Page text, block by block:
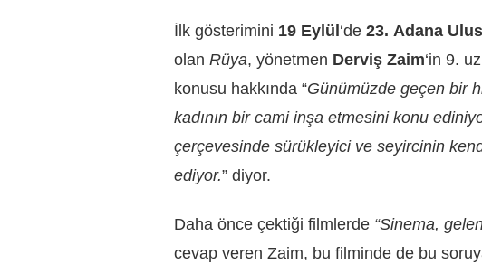
İlk gösterimini 19 Eylül‘de 23. Adana
olan Rüya, yönetmen Derviş Zaim‘in 9.
konusu hakkında “Günümüzde geçen bir
kadının bir cami inşa etmesini konu
çerçevesinde sürükleyici ve seyircinin
ediyor.” diyor.
Daha önce çektiği filmlerde “Sinema,
cevap veren Zaim, bu filminde de bu